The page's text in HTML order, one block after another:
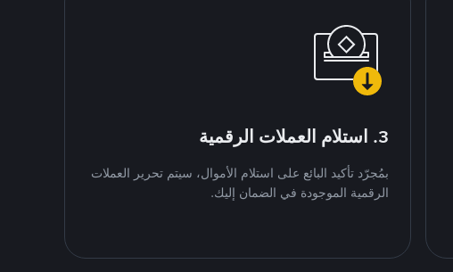
3. استلام العملات الرقمية
بمُجرّد تأكيد البائع على استلام الأموال، سيتم تحرير العملات
الرقمية الموجودة في الضمان إليك.